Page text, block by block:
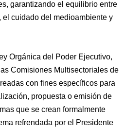
garantizando el equilibrio entre
cuidado del medioambiente y
Orgánica del Poder Ejecutivo,
Comisiones Multisectoriales de
con fines específicos para
propuesta o emisión de
que se crean formalmente
refrendada por el Presidente